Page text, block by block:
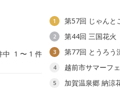
中 1 〜 1 件
1 第57回 じゃんと
2 第44回 三国花火
3 第77回 とうろう
4 越前市サマーフ
5
加賀温泉郷 納涼